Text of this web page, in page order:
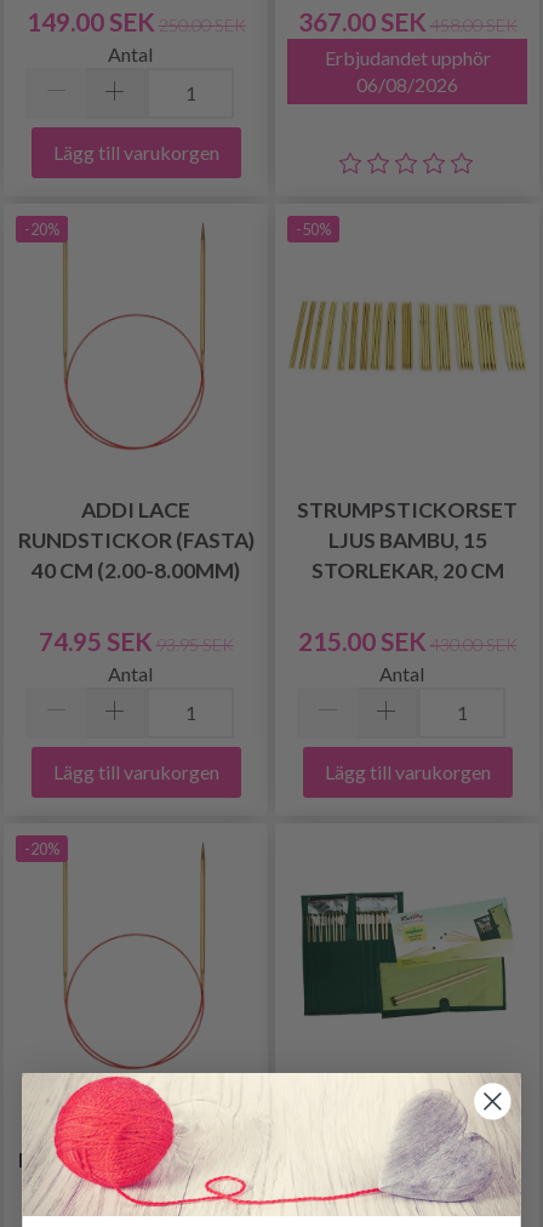
149.00 SEK 250.00 SEK
Antal
Lägg till varukorgen
367.00 SEK 458.00 SEK
Erbjudandet upphör
06/08/2026
-20%
ADDI LACE
RUNDSTICKOR (FASTA)
40 CM (2.00-8.00MM)
74.95 SEK 93.95 SEK
Antal
Lägg till varukorgen
-50%
STRUMPSTICKORSET
LJUS BAMBU, 15
STORLEKAR, 20 CM
215.00 SEK 430.00 SEK
Antal
Lägg till varukorgen
-20%
ADDI LACE
RUNDSTICKOR (FASTA)
60 CM (2.00-8.00MM)
KNITPRO BAMBOO
JUMPERSTICKESET 25
CM